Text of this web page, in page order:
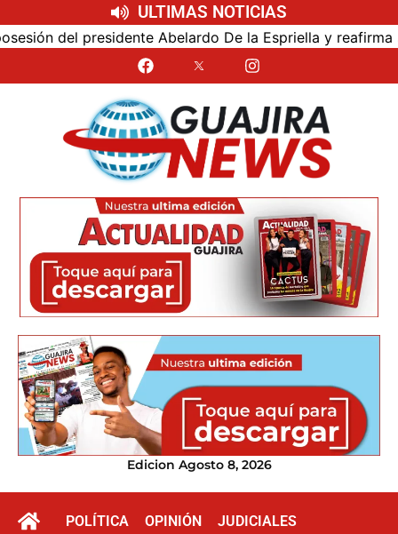
ULTIMAS NOTICIAS
del presidente Abelardo De la Espriella y reafirma su
Edicion Agosto 8, 2026
POLÍTICA OPINIÓN
JUDICIALES